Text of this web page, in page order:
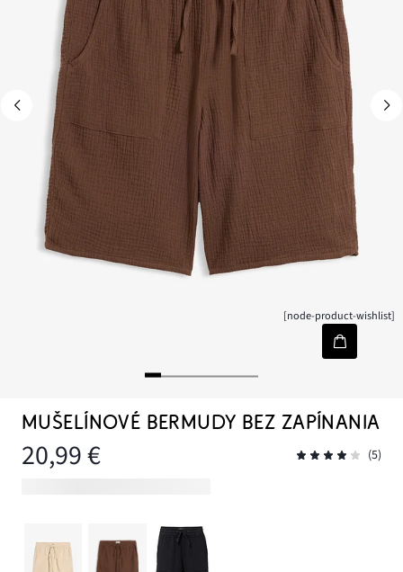
[node-product-wishlist]
MUŠELÍNOVÉ BERMUDY BEZ ZAPÍNANIA
20,99 € (5)